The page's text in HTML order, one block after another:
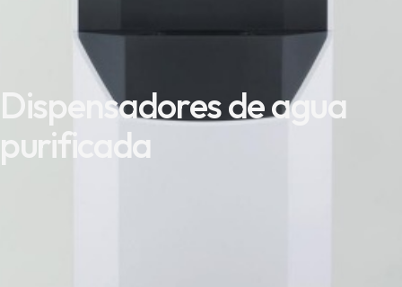
Dispensadores de agua
purificada